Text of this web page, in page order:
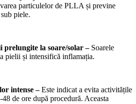
particulelor de PLLA și previne
piele.
prelungite la soare/solar – Soarele
pielii și intensifică inflamația.
intense –Este indicat a evita activitățile
de ore după procedură. Aceasta